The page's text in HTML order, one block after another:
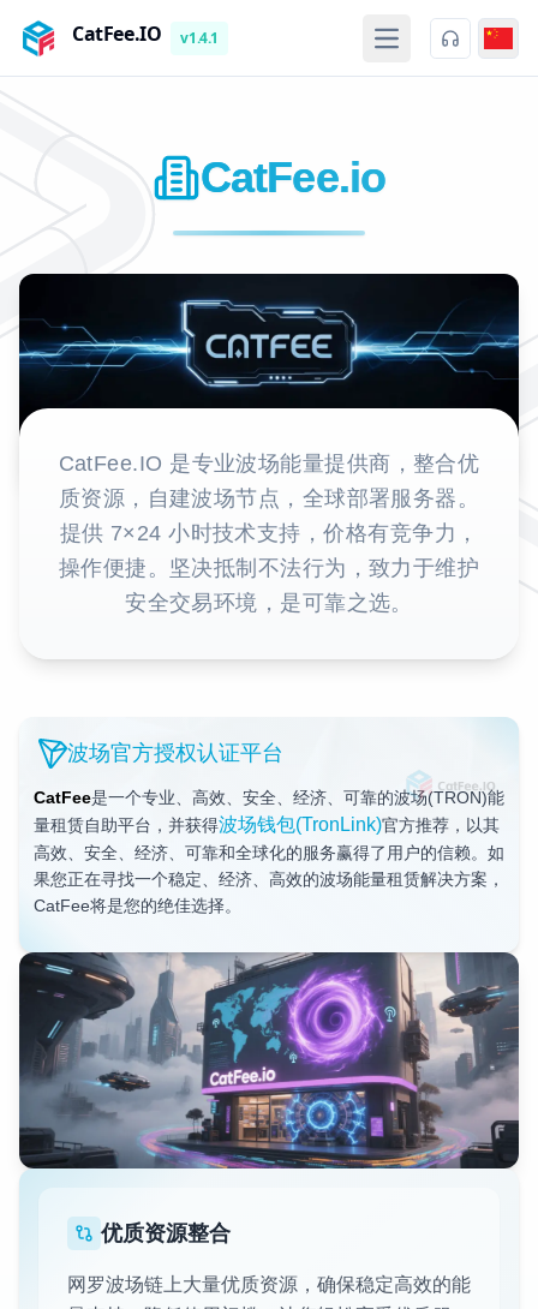
CatFee.IO v1.4.1
打开主菜单
CatFee.io
CatFee.IO 是专业波场能量提供商，整合优
质资源，自建波场节点，全球部署服务器。
提供 7×24 小时技术支持，价格有竞争力，
操作便捷。坚决抵制不法行为，致力于维护
安全交易环境，是可靠之选。
波场官方授权认证平台
CatFee是一个专业、高效、安全、经济、可靠的波场(TRON)能
量租赁自助平台，并获得波场钱包(TronLink)官方推荐，以其
高效、安全、经济、可靠和全球化的服务赢得了用户的信赖。如
果您正在寻找一个稳定、经济、高效的波场能量租赁解决方案，
CatFee将是您的绝佳选择。
优质资源整合
网罗波场链上大量优质资源，确保稳定高效的能